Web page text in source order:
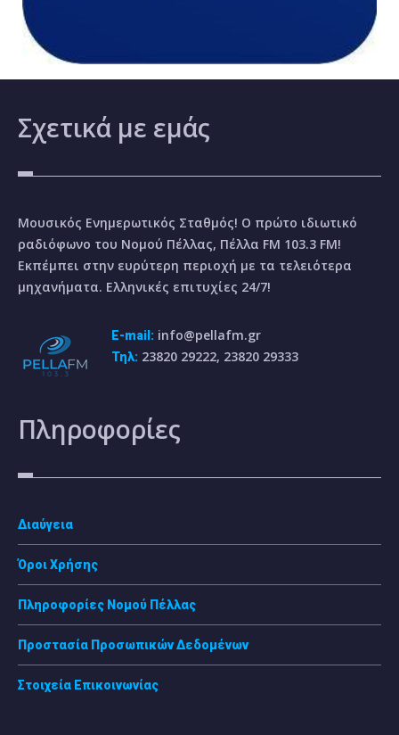
Σχετικά με εμάς
Μουσικός Ενημερωτικός Σταθμός! Ο πρώτο ιδιωτικό
ραδιόφωνο του Νομού Πέλλας, Πέλλα FM 103.3 FM!
Εκπέμπει στην ευρύτερη περιοχή με τα τελειότερα
μηχανήματα. Ελληνικές επιτυχίες 24/7!
E-mail: info@pellafm.gr
Τηλ: 23820 29222, 23820 29333
Πληροφορίες
Διαύγεια
Όροι Χρήσης
Πληροφορίες Νομού Πέλλας
Προστασία Προσωπικών Δεδομένων
Στοιχεία Επικοινωνίας